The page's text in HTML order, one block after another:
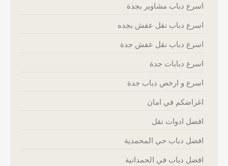
اسرع دباب مشاوير بجدة
اسرع دباب نقل عفش بجده
اسرع دباب نقل عفش جدة
اسرع دبابات جدة
اسرع و ارخص دباب جدة
اغراضكم في امان
افضل ادوات نقل
افضل دباب حي المحمدية
افضل دباب في الحمدانية